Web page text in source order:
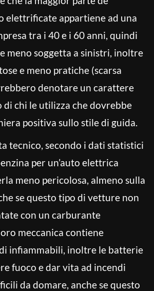
elettrificate appartiene ad una
tra i 40 e i 60 anni, quindi
meno soggetta a sinistri, inoltre
e meno pratiche (scarsa
denotare un carattere
di chi le utilizza che dovrebbe
positiva sullo stile di guida.
tecnico, secondo i dati statistici
per un’auto elettrica
meno pericolosa, almeno sulla
se questo tipo di vetture non
con un carburante
meccanica contiene
infiammabili, inoltre le batterie
fuoco e dar vita ad incendi
da domare, anche se questo